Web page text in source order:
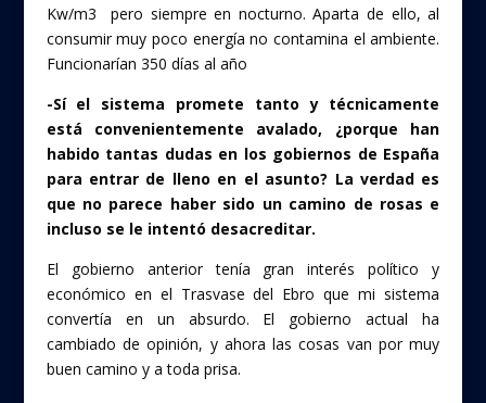
Kw/m3 pero siempre en nocturno. Aparta de ello, al
consumir muy poco energía no contamina el ambiente.
Funcionarían 350 días al año
-Sí el sistema promete tanto y técnicamente
está convenientemente avalado, ¿porque han
habido tantas dudas en los gobiernos de España
para entrar de lleno en el asunto? La verdad es
que no parece haber sido un camino de rosas e
incluso se le intentó desacreditar.
El gobierno anterior tenía gran interés político y
económico en el Trasvase del Ebro que mi sistema
convertía en un absurdo. El gobierno actual ha
cambiado de opinión, y ahora las cosas van por muy
buen camino y a toda prisa.